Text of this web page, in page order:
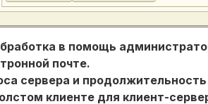
в помощь
почте.
сервера и
клиенте для клиент-